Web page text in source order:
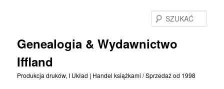
Genealogia & Wydawnictwo
Iffland
Produkcja druków, I Układ | Handel książkami / Sprzedaż od 1998